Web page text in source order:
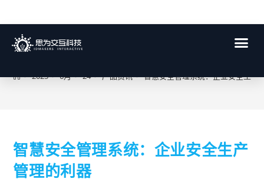
博客
> 2025 > 6月 > 24 > 产品资讯 > 智慧安全管理系统：企业安全生产
智慧安全管理系统：企业安全生产
管理的利器